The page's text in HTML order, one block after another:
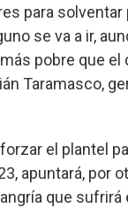
para solventar
se va a ir,
pobre que el
Taramasco,
el plantel
apuntará, por
que sufrirá